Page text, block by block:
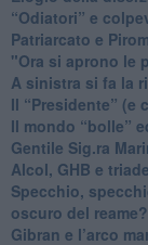
“Odiatori” e
​Patriarcato e
"Ora si aprono le
​A sinistra si fa la
​Il “Presidente”
​Il mondo “bolle”
​Gentile Sig.ra
​Alcol, GHB e
​Specchio,
oscuro del reame?
​Gibran e l’arco